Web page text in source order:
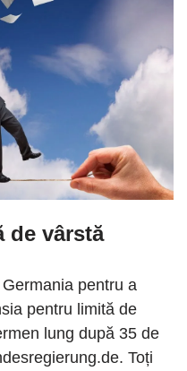
de vârstă
pentru a
pentru limită de
lung după 35 de
Toți